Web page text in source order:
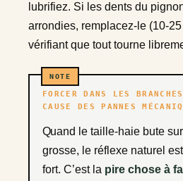
lubrifiez. Si les dents du
arrondies, remplacez-le (10-
vérifiant que tout tourne
FORCER DANS LES
CAUSE DES PANNES
Quand le taille-haie bute sur une branche trop
grosse, le réflexe naturel
fort. C’est la pire chose à